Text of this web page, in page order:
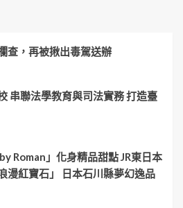
查，再被揪出毒駕送辦
串聯法學教育與司法實務 打造臺
Roman」化身精品甜點 JR東日本
漫紅寶石」 日本石川縣夢幻逸品